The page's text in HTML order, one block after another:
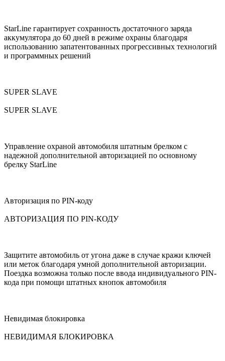
StarLine гарантирует сохранность достаточного заряда
аккумулятора до 60 дней в режиме охраны благодаря
использованию запатентованных прогрессивных технологий
и программных решений
SUPER SLAVE
SUPER SLAVE
Управление охраной автомобиля штатным брелком с
надежной дополнительной авторизацией по основному
брелку StarLine
Авторизация по PIN-коду
АВТОРИЗАЦИЯ ПО PIN-КОДУ
Защитите автомобиль от угона даже в случае кражи ключей
или меток благодаря умной дополнительной авторизации.
Поездка возможна только после ввода индивидуального PIN-
кода при помощи штатных кнопок автомобиля
Невидимая блокировка
НЕВИДИМАЯ БЛОКИРОВКА